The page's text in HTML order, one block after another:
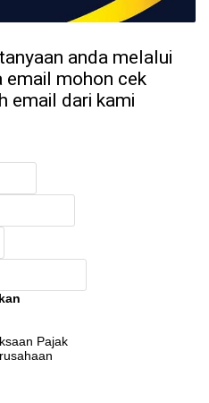
anda melalui
email mohon cek
email dari kami
Pajak